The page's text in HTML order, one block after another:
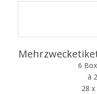
6
à
28